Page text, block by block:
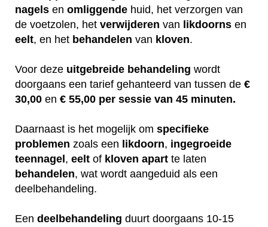
nagels en omliggende huid, het verzorgen van
de voetzolen, het verwijderen van likdoorns en
eelt, en het behandelen van kloven.
Voor deze uitgebreide behandeling wordt
doorgaans een tarief gehanteerd van tussen de €
30,00 en € 55,00 per sessie van 45 minuten.
Daarnaast is het mogelijk om specifieke
problemen zoals een likdoorn, ingegroeide
teennagel , eelt of kloven apart te laten
behandelen, wat wordt aangeduid als een
deelbehandeling.
Een deelbehandeling duurt doorgaans 10-15